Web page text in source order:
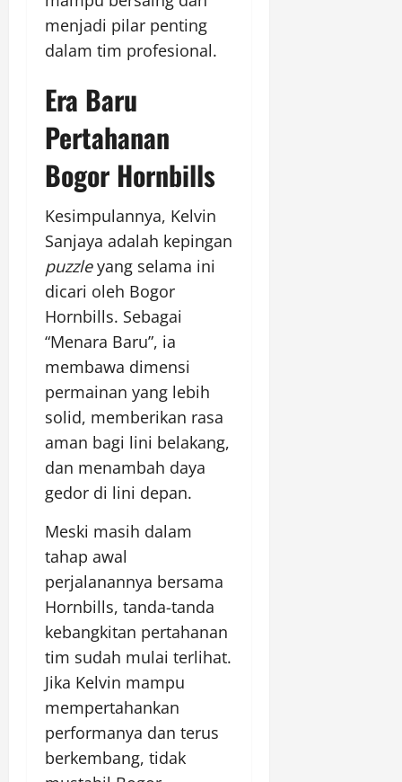
menjadi pilar penting
dalam tim profesional.
Era Baru
Pertahanan
Bogor Hornbills
Kesimpulannya, Kelvin
Sanjaya adalah kepingan
puzzleyang selama ini
dicari oleh Bogor
Hornbills. Sebagai
“Menara Baru”, ia
membawa dimensi
permainan yang lebih
solid, memberikan rasa
aman bagi lini belakang,
dan menambah daya
gedor di lini depan.
Meski masih dalam
tahap awal
perjalanannya bersama
Hornbills, tanda-tanda
kebangkitan pertahanan
tim sudah mulai terlihat.
Jika Kelvin mampu
mempertahankan
performanya dan terus
berkembang, tidak